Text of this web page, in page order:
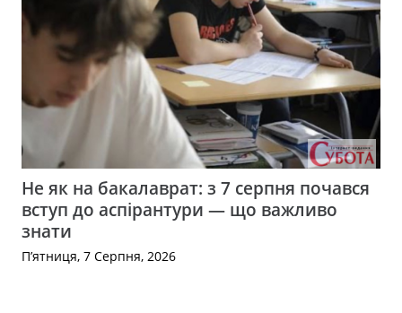
Не як на бакалаврат: з 7 серпня почався
вступ до аспірантури — що важливо
знати
П’ятниця, 7 Серпня, 2026